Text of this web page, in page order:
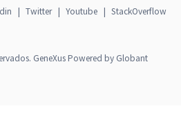
| Twitter | Youtube | StackOverflow
GeneXus Powered by Globant